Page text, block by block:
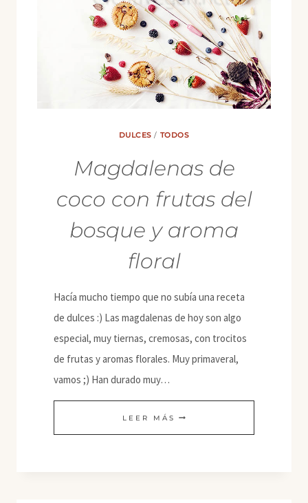
DULCES / TODOS
Magdalenas de
coco con frutas del
bosque y aroma
floral
Hacía mucho tiempo que no subía una receta
de dulces :) Las magdalenas de hoy son algo
especial, muy tiernas, cremosas, con trocitos
de frutas y aromas florales. Muy primaveral,
vamos ;) Han durado muy…
LEER MÁS MAGDALENAS
DE